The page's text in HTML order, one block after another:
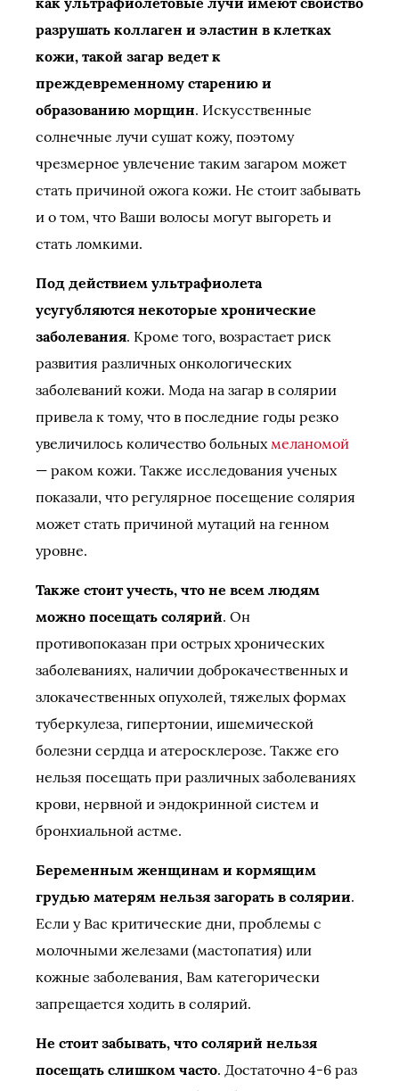
разрушать коллаген и эластин в клетках
кожи, такой загар ведет к
преждевременному старению и
образованию морщин. Искусственные
солнечные лучи сушат кожу, поэтому
чрезмерное увлечение таким загаром может
стать причиной ожога кожи. Не стоит забывать
и о том, что Ваши волосы могут выгореть и
стать ломкими.
Под действием ультрафиолета
усугубляются некоторые хронические
заболевания. Кроме того, возрастает риск
развития различных онкологических
заболеваний кожи. Мода на загар в солярии
привела к тому, что в последние годы резко
увеличилось количество больныхмеланомой
— раком кожи. Также исследования ученых
показали, что регулярное посещение солярия
может стать причиной мутаций на генном
уровне.
Также стоит учесть, что не всем людям
можно посещать солярий. Он
противопоказан при острых хронических
заболеваниях, наличии доброкачественных и
злокачественных опухолей, тяжелых формах
туберкулеза, гипертонии, ишемической
болезни сердца и атеросклерозе. Также его
нельзя посещать при различных заболеваниях
крови, нервной и эндокринной систем и
бронхиальной астме.
Беременным женщинам и кормящим
грудью матерям нельзя загорать в солярии.
Если у Вас критические дни, проблемы с
молочными железами (мастопатия) или
кожные заболевания, Вам категорически
запрещается ходить в солярий.
Не стоит забывать, что солярий нельзя
посещать слишком часто. Достаточно 4-6 раз